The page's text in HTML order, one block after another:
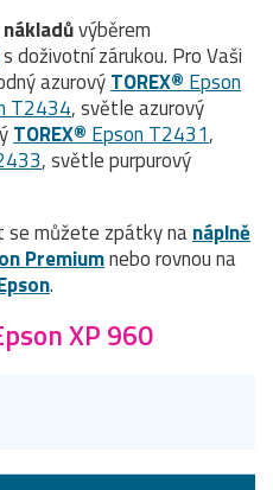
výběrem
s doživotní zárukou. Pro Vaši
azurovýTOREX® Epson
T2434, světle azurový
TOREX® Epson T2431,
, světle purpurový
se můžete zpátky nanáplně
Premiumnebo rovnou na
.
XP 960